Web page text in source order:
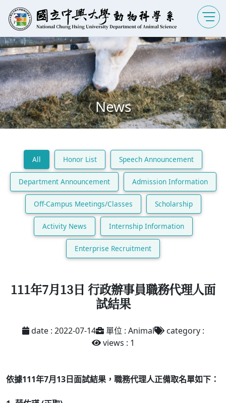
News
All Honor List Speech Announcement
Department Announcement Admission Information
Off-Campus Meetings/Classes Scholarship
Activity News Internship Information
Enterprise Recruitment
111年7月13日 行政辦事員職務代理人面
試結果
date : 2022-07-14 單位 : Animal
category :
views : 1
依據111年7月13日面試結果，職務代理人正備取名單如下：